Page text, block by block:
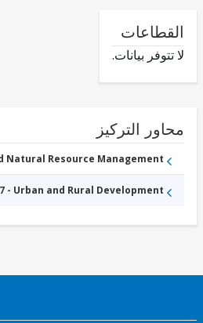
بيانات.
التركيز
and Natural Resource Management
FY17 - Urban and Rural Development